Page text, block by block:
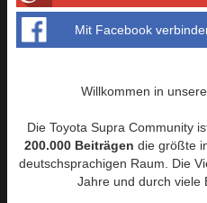
Mit Facebook
Willkommen in
Die Toyota Supra Community
200.000 Beiträgen die größte
deutschsprachigen Raum. Die
Jahre und durch viele